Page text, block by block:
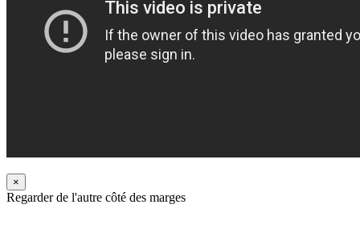
×
Regarder de l'autre côté des marges